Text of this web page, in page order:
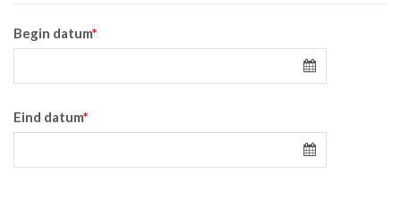
Begin datum*
Eind datum*